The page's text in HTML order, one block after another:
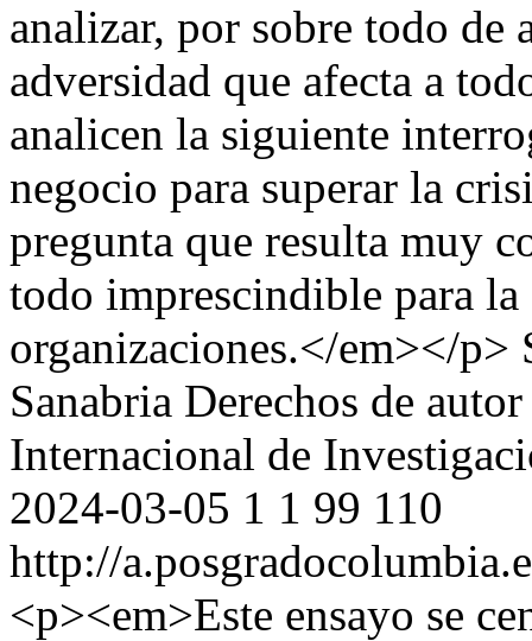
analizar, por sobre todo de
adversidad que afecta a
analicen la siguiente
negocio para superar la
pregunta que resulta muy
todo imprescindible para la
organizaciones.</em></p>
Sanabria Derechos de
Internacional de
2024-03-05 1 1 99 110
http://
<p><em>Este ensayo se